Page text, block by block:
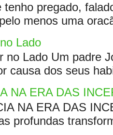
tenho pregado,
menos uma
Lado
no Lado Um padre
causa dos seus
NA ERA DAS
NA ERA DAS
profundas